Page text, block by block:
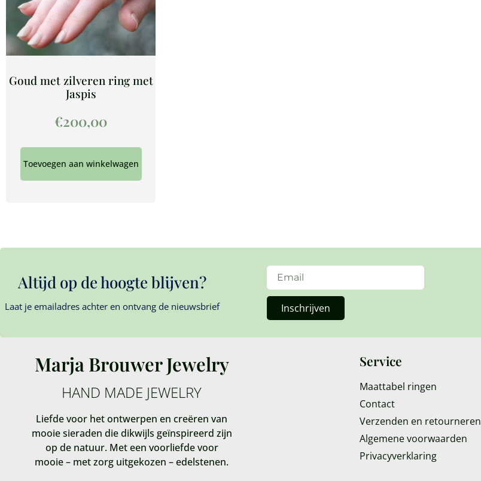
Goud met zilveren ring met
Jaspis
€200,00
Toevoegen aan winkelwagen
Altijd op de hoogte blijven?
Laat je emailadres achter en ontvang de nieuwsbrief Inschrijven
Marja Brouwer Jewelry
HAND MADE JEWELRY
Liefde voor het ontwerpen en creëren van
mooie sieraden die dikwijls geïnspireerd zijn
op de natuur. Met een voorliefde voor
mooie – met zorg uitgekozen – edelstenen.
Service
Maattabel ringen
Contact
Verzenden en retourneren
Algemene voorwaarden
Privacyverklaring